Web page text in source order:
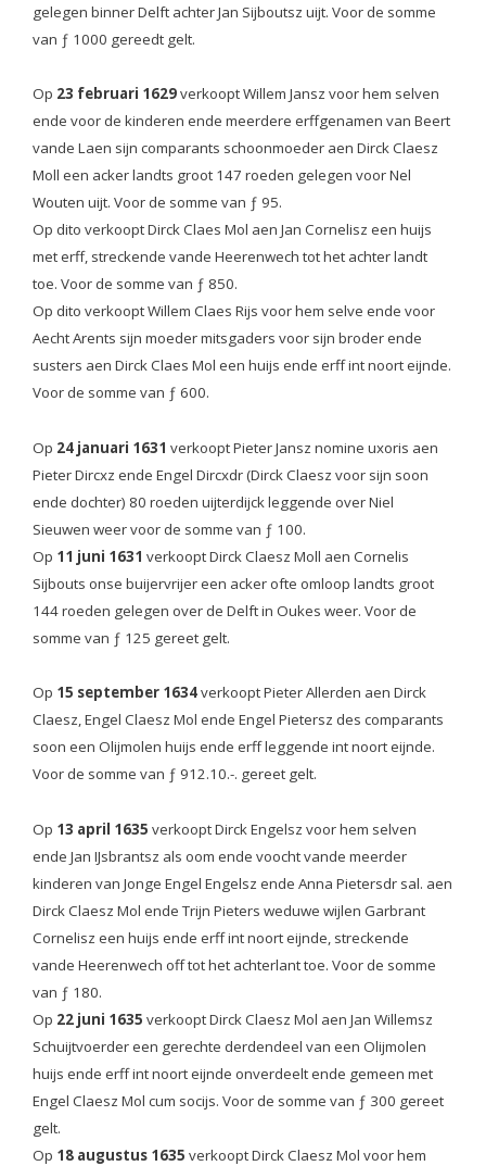
gelegen binner Delft achter Jan Sijboutsz uijt. Voor de somme
van ƒ 1000 gereedt gelt.
Op 23 februari 1629verkoopt Willem Jansz voor hem selven
ende voor de kinderen ende meerdere erffgenamen van Beert
vande Laen sijn comparants schoonmoeder aen Dirck Claesz
Moll een acker landts groot 147 roeden gelegen voor Nel
Wouten uijt. Voor de somme van ƒ 95.
Op dito verkoopt Dirck Claes Mol aen Jan Cornelisz een huijs
met erff, streckende vande Heerenwech tot het achter landt
toe. Voor de somme van ƒ 850.
Op dito verkoopt Willem Claes Rijs voor hem selve ende voor
Aecht Arents sijn moeder mitsgaders voor sijn broder ende
susters aen Dirck Claes Mol een huijs ende erff int noort eijnde.
Voor de somme van ƒ 600.
Op 24 januari 1631 verkoopt Pieter Jansz nomine uxoris aen
Pieter Dircxz ende Engel Dircxdr (Dirck Claesz voor sijn soon
ende dochter) 80 roeden uijterdijck leggende over Niel
Sieuwen weer voor de somme van ƒ 100.
Op 11 juni 1631 verkoopt Dirck Claesz Moll aen Cornelis
Sijbouts onse buijervrijer een acker ofte omloop landts groot
144 roeden gelegen over de Delft in Oukes weer. Voor de
somme van ƒ 125 gereet gelt.
Op 15 september 1634verkoopt Pieter Allerden aen Dirck
Claesz, Engel Claesz Mol ende Engel Pietersz des comparants
soon een Olijmolen huijs ende erff leggende int noort eijnde.
Voor de somme van ƒ 912.10.-. gereet gelt.
Op 13 april 1635 verkoopt Dirck Engelsz voor hem selven
ende Jan IJsbrantsz als oom ende voocht vande meerder
kinderen van Jonge Engel Engelsz ende Anna Pietersdr sal. aen
Dirck Claesz Mol ende Trijn Pieters weduwe wijlen Garbrant
Cornelisz een huijs ende erff int noort eijnde, streckende
vande Heerenwech off tot het achterlant toe. Voor de somme
van ƒ 180.
Op 22 juni 1635 verkoopt Dirck Claesz Mol aen Jan Willemsz
Schuijtvoerder een gerechte derdendeel van een Olijmolen
huijs ende erff int noort eijnde onverdeelt ende gemeen met
Engel Claesz Mol cum socijs. Voor de somme van ƒ 300 gereet
gelt.
Op 18 augustus 1635 verkoopt Dirck Claesz Mol voor hem